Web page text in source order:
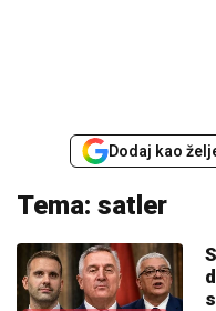
Dodaj kao
Tema: satler